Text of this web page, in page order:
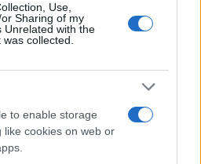
Use,
Sharing of my
Unrelated with the
collected.
to enable storage
like cookies on web or
$1,900.18
$591.05